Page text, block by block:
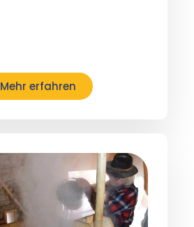
Mehr erfahren